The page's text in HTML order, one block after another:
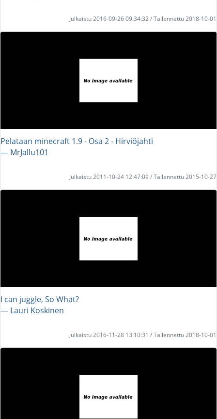
Julkaistu 2016-09-26 09:34:32 / Tallennettu 2018-10-01
Pelataan minecraft 1.9 - Osa 2 - Hirviöjahti
― MrJallu101
Julkaistu 2011-10-24 12:47:09 / Tallennettu 2015-10-27
I can juggle, So What?
― Lauri Koskinen
Julkaistu 2016-11-28 13:10:31 / Tallennettu 2018-10-01